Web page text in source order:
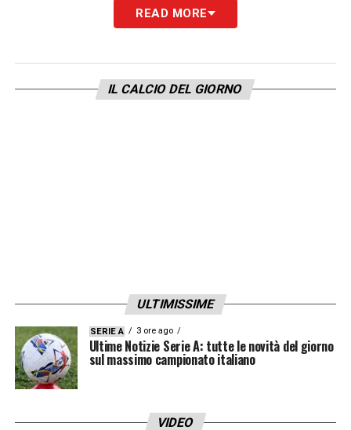
LA PLAYLIST DELLE NOSTRE TOP NEWS
READ MORE
IL CALCIO DEL GIORNO
ULTIMISSIME
SERIE A 3 ore ago
Ultime Notizie Serie A: tutte le novità del giorno
sul massimo campionato italiano
VIDEO